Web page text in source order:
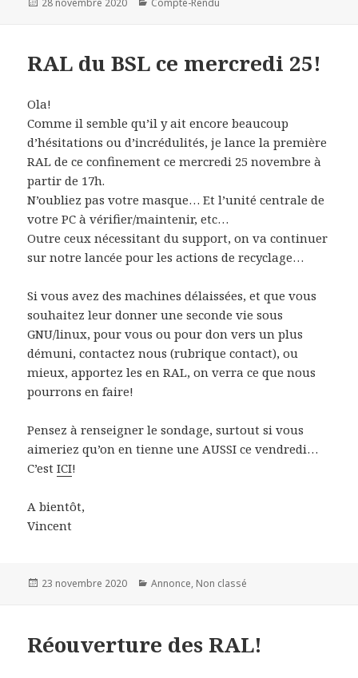
RAL du BSL ce mercredi 25!
Ola!
Comme il semble qu’il y ait encore beaucoup
d’hésitations ou d’incrédulités, je lance la première
RAL de ce confinement ce mercredi 25 novembre à
partir de 17h.
N’oubliez pas votre masque… Et l’unité centrale de
votre PC à vérifier/maintenir, etc…
Outre ceux nécessitant du support, on va continuer
sur notre lancée pour les actions de recyclage…
Si vous avez des machines délaissées, et que vous
souhaitez leur donner une seconde vie sous
GNU/linux, pour vous ou pour don vers un plus
démuni, contactez nous (rubrique contact), ou
mieux, apportez les en RAL, on verra ce que nous
pourrons en faire!
Pensez à renseigner le sondage, surtout si vous
aimeriez qu’on en tienne une AUSSI ce vendredi…
C’estICI!
A bientôt,
Vincent
Posted
23 novembre 2020 Categories
Annonce, Non classé
Réouverture des RAL!